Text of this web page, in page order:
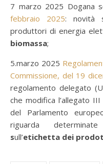
7 marzo 2025 Dogana
febbraio 2025: novità
produttori di energia
biomassa;
5.marzo 2025
Commissione, del 19
regolamento delegato
che modifica l’allegato
del Parlamento
riguarda
sull’etichetta dei